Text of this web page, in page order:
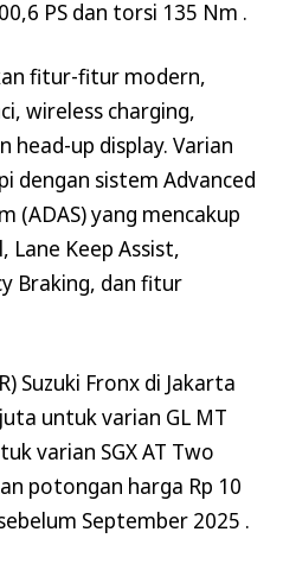
PS dan torsi 135 Nm .
fitur-fitur modern,
wireless charging,
head-up display. Varian
dengan sistem Advanced
(ADAS) yang mencakup
Lane Keep Assist,
Braking, dan fitur
Suzuki Fronx di Jakarta
untuk varian GL MT
varian SGX AT Two
potongan harga Rp 10
September 2025 .